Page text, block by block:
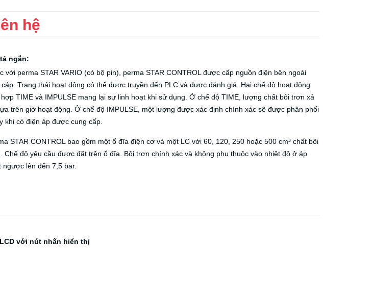
hệ
ngắn:
với perma STAR VARIO (có bộ pin), perma STAR CONTROL được cấp nguồn điện bên ngoài
cáp. Trạng thái hoạt động có thể được truyền đến PLC và được đánh giá. Hai chế độ hoạt động
TIME và IMPULSE mang lại sự linh hoạt khi sử dụng. Ở chế độ TIME, lượng chất bôi trơn xả
trên giờ hoạt động. Ở chế độ IMPULSE, một lượng được xác định chính xác sẽ được phân phối
khi có điện áp được cung cấp.
STAR CONTROL bao gồm một ổ đĩa điện cơ và một LC với 60, 120, 250 hoặc 500 cm³ chất bôi
Chế độ yêu cầu được đặt trên ổ đĩa. Bôi trơn chính xác và không phụ thuộc vào nhiệt độ ở áp
ngược lên đến 7,5 bar.
với nút nhấn hiển thị